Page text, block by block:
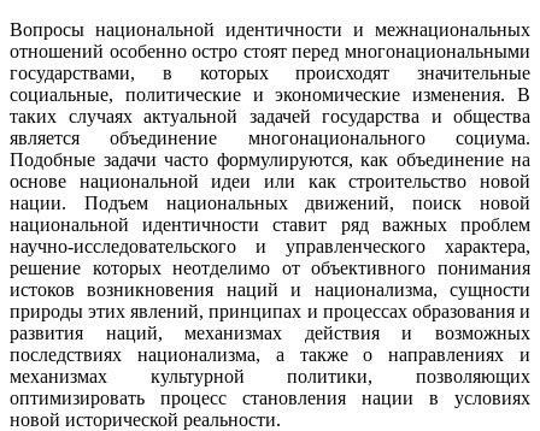
Вопросы национальной идентичности и межнациональных
отношений особенно остро стоят перед многонациональными
государствами, в которых происходят значительные
социальные, политические и экономические изменения. В
таких случаях актуальной задачей государства и общества
является объединение многонационального социума.
Подобные задачи часто формулируются, как объединение на
основе национальной идеи или как строительство новой
нации. Подъем национальных движений, поиск новой
национальной идентичности ставит ряд важных проблем
научно-исследовательского и управленческого характера,
решение которых неотделимо от объективного понимания
истоков возникновения наций и национализма, сущности
природы этих явлений, принципах и процессах образования и
развития наций, механизмах действия и возможных
последствиях национализма, а также о направлениях и
механизмах культурной политики, позволяющих
оптимизировать процесс становления нации в условиях
новой исторической реальности.